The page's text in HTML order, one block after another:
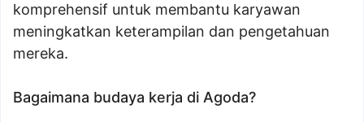
komprehensif untuk membantu karyawan
meningkatkan keterampilan dan pengetahuan
mereka.
Bagaimana budaya kerja di Agoda?